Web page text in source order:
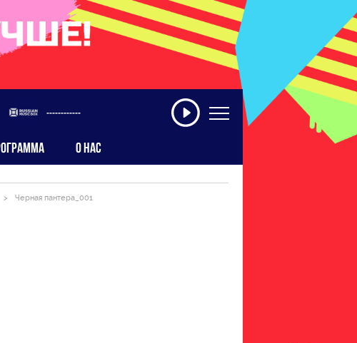
------------
О НАС
> Черная пантера_001